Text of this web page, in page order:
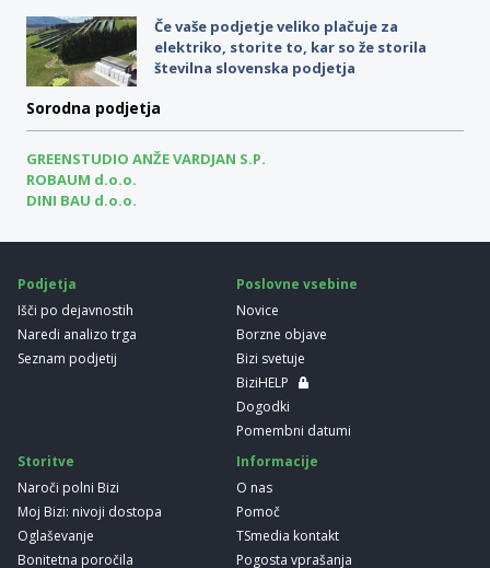
Če vaše podjetje veliko plačuje za
elektriko, storite to, kar so že storila
številna slovenska podjetja
Sorodna podjetja
GREENSTUDIO ANŽE VARDJAN S.P.
ROBAUM d.o.o.
DINI BAU d.o.o.
Podjetja
Išči po dejavnostih
Naredi analizo trga
Seznam podjetij
Poslovne vsebine
Novice
Borzne objave
Bizi svetuje
BiziHELP
Dogodki
Pomembni datumi
Storitve
Naroči polni Bizi
Moj Bizi: nivoji dostopa
Oglaševanje
Bonitetna poročila
Informacije
O nas
Pomoč
TSmedia kontakt
Pogosta vprašanja